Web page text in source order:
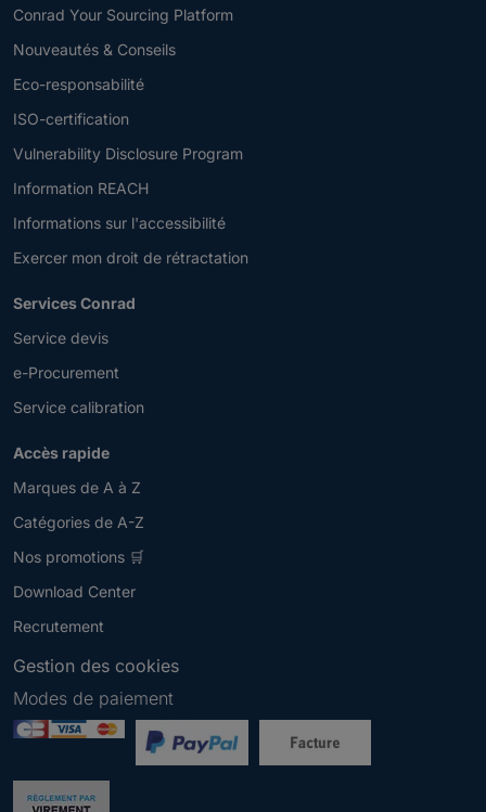
Conrad Your Sourcing Platform
Nouveautés & Conseils
Eco-responsabilité
ISO-certification
Vulnerability Disclosure Program
Information REACH
Informations sur l'accessibilité
Exercer mon droit de rétractation
Services Conrad
Service devis
e-Procurement
Service calibration
Accès rapide
Marques de A à Z
Catégories de A-Z
Nos promotions 🛒
Download Center
Recrutement
Gestion des cookies
Newsletter
e
Modes de paiement